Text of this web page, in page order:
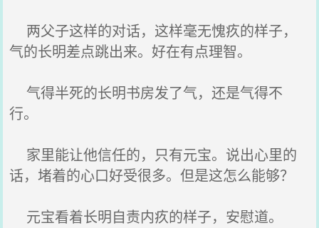
两父子这样的对话，这样毫无愧疚的样子，
气的长明差点跳出来。好在有点理智。
气得半死的长明书房发了气，还是气得不
行。
家里能让他信任的，只有元宝。说出心里的
话，堵着的心口好受很多。但是这怎么能够？
元宝看着长明自责内疚的样子，安慰道。